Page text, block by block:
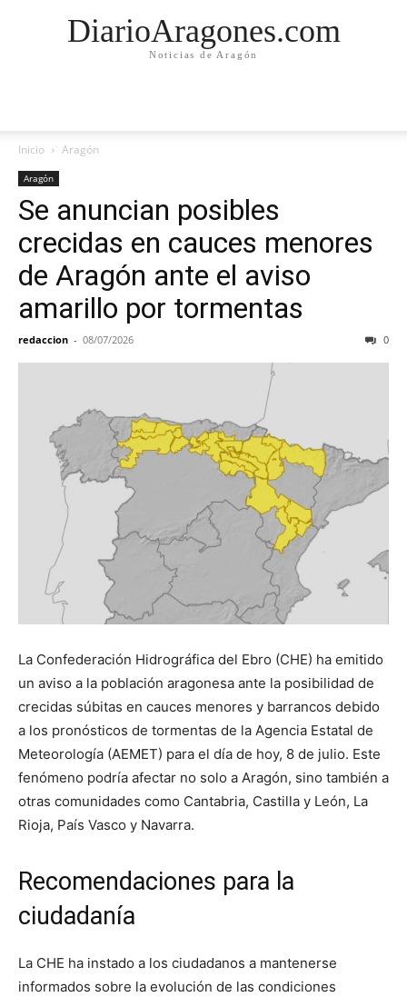
DiarioAragones.com
Noticias de Aragón
Inicio Aragón
Aragón
Se anuncian posibles
crecidas en cauces menores
de Aragón ante el aviso
amarillo por tormentas
redaccion - 08/07/2026 0
La Confederación Hidrográfica del Ebro (CHE) ha emitido
un aviso a la población aragonesa ante la posibilidad de
crecidas súbitas en cauces menores y barrancos debido
a los pronósticos de tormentas de la Agencia Estatal de
Meteorología (AEMET) para el día de hoy, 8 de julio. Este
fenómeno podría afectar no solo a Aragón, sino también a
otras comunidades como Cantabria, Castilla y León, La
Rioja, País Vasco y Navarra.
Recomendaciones para la
ciudadanía
La CHE ha instado a los ciudadanos a mantenerse
informados sobre la evolución de las condiciones